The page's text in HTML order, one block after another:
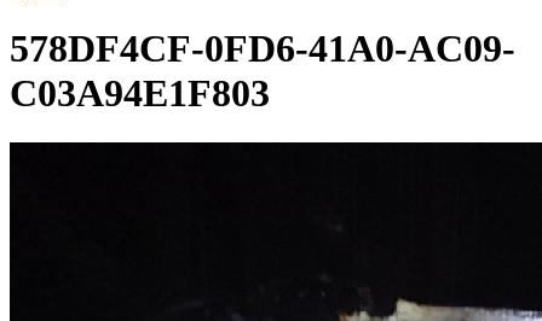
578DF4CF-0FD6-41A0-AC09-
C03A94E1F803